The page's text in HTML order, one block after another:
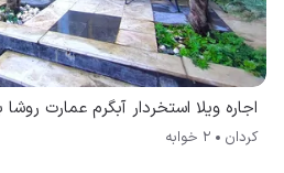
اجاره ویلا استخردار آبگرم عمارت روشا
کردان 2 خوابه